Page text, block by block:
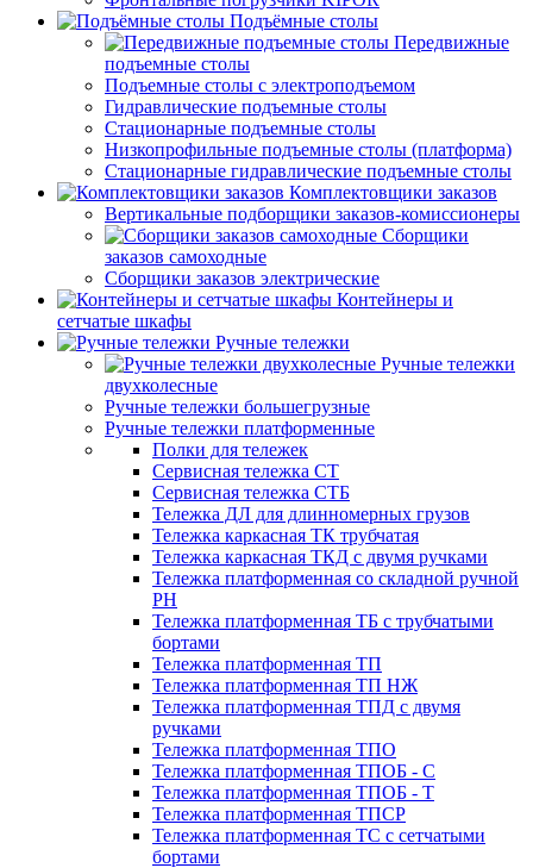
Подъёмные столы
Передвижные
подъемные столы
Подъемные столы с электроподъемом
Гидравлические подъемные столы
Стационарные подъемные столы
Низкопрофильные подъемные столы (платформа)
Стационарные гидравлические подъемные столы
Комплектовщики заказов
Вертикальные подборщики заказов-комиссионеры
Сборщики
заказов самоходные
Сборщики заказов электрические
Контейнеры и
сетчатые шкафы
Ручные тележки
Ручные тележки
двухколесные
Ручные тележки большегрузные
Ручные тележки платформенные
Полки для тележек
Сервисная тележка СТ
Сервисная тележка СТБ
Тележка ДЛ для длинномерных грузов
Тележка каркасная ТК трубчатая
Тележка каркасная ТКД с двумя ручками
Тележка платформенная со складной ручной
PH
Тележка платформенная ТБ с трубчатыми
бортами
Тележка платформенная ТП
Тележка платформенная ТП НЖ
Тележка платформенная ТПД с двумя
ручками
Тележка платформенная ТПО
Тележка платформенная ТПОБ - С
Тележка платформенная ТПОБ - Т
Тележка платформенная ТПСР
Тележка платформенная ТС с сетчатыми
бортами